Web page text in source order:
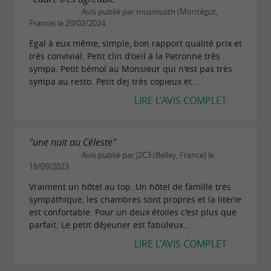
Une situation privilégiée pour découvrir
les Pyrénées
Les atouts de l’Hôtel Céleste 2* :
Hôtel familial au cœur du centre-ville.
À quelques minutes desThermes de
À 350 m de la télécabine
Superbagnères
À moins de 20 km des stations de Luchon
Superbagnères,Bourg d’oueil, du Mourtiset
dePeyragudessans oublier les grands sites
Avis publié par musmusth (Montégut,
France) le 20/02/2024
Egal à eux même, simple, bon rapport qualité prix et
très convivial. Petit clin d'oeil à la Patronne très
sympa. Petit bémol au Monsieur qui n'est pas très
sympa au resto. Petit dej très copieux et...
LIRE L'AVIS COMPLET
"une nuit au Céleste"
Avis publié par J2C3 (Belley, France) le
18/09/2023
Vraiment un hôtel au top. Un hôtel de famille très
sympathique, les chambres sont propres et la literie
est confortable. Pour un deux étoiles c'est plus que
parfait. Le petit déjeuner est fabuleux...
LIRE L'AVIS COMPLET